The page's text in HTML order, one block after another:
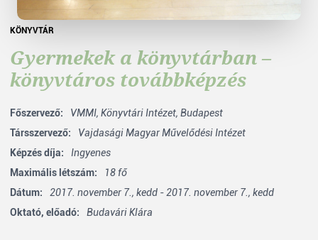
KÖNYVTÁR
Gyermekek a könyvtárban –
könyvtáros továbbképzés
Főszervező: VMMI, Könyvtári Intézet, Budapest
Társszervező:
Vajdasági Magyar Művelődési Intézet
Képzés díja:
Ingyenes
Maximális létszám:
18 fő
Dátum:
2017. november 7., kedd - 2017. november 7., kedd
Oktató, előadó:
Budavári Klára